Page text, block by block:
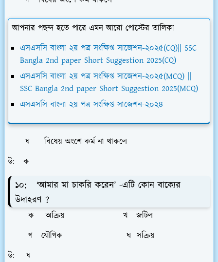
আপনার পছন্দ হতে পারে এমন আরো পোস্টের তালিকা
এসএসসি বাংলা ২য় পত্র সংক্ষিপ্ত সাজেশন-২০২৫(CQ)|| SSC
Bangla 2nd paper Short Suggestion 2025(CQ)
এসএসসি বাংলা ২য় পত্র সংক্ষিপ্ত সাজেশন-২০২৫(MCQ) ||
SSC Bangla 2nd paper Short Suggestion 2025(MCQ)
এসএসসি বাংলা ২য় পত্র সংক্ষিপ্ত সাজেশন-২০২৪
ঘ বিধেয় অংশে কর্ম না থাকলে
উ: ক
১০: ‘আমার মা চাকরি করেন’ -এটি কোন বাক্যের
উদাহরণ ?
ক অক্রিয় খ জটিল
গ যৌগিক ঘ সক্রিয়
উ: ঘ